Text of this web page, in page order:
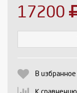
17200
В избранное